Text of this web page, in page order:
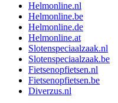
Helmonline.nl
Helmonline.be
Helmonline.de
Helmonline.at
Slotenspeciaalzaak.nl
Slotenspeciaalzaak.be
Fietsenopfietsen.nl
Fietsenopfietsen.be
Diverzus.nl